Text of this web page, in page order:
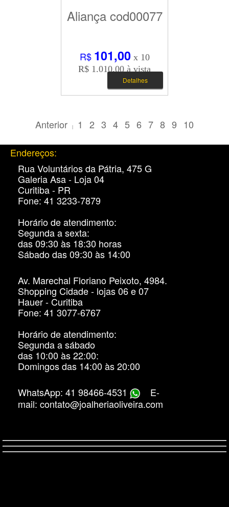
Aliança cod00077
R$ 101,00 x 10
R$ 1.010,00 à vista
Detalhes
Anterior | 1 2 3 4 5 6 7 8 9 10
Endereços:
Rua Voluntários da Pátria, 475 G
Galeria Asa - Loja 04
Curitiba - PR
Fone: 41 3233-7879
Horário de atendimento:
Segunda a sexta:
das 09:30 às 18:30 horas
Sábado das 09:30 às 14:00
Av. Marechal Floriano Peixoto, 4984.
Shopping Cidade - lojas 06 e 07
Hauer - Curitiba
Fone: 41 3077-6767
Horário de atendimento:
Segunda a sábado
das 10:00 às 22:00:
Domingos das 14:00 às 20:00
WhatsApp: 41 98466-4531
E-
mail: contato@joalheriaoliveira.com